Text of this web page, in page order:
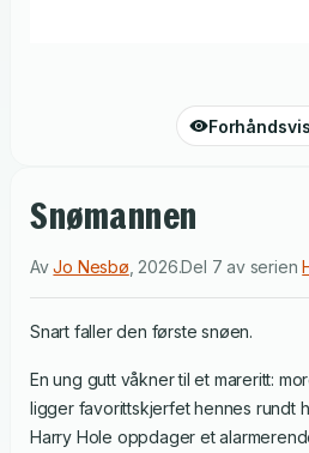
Snømannen
AvJo Nesbø 2026.Del 7 av serien
Snart faller den første snøen.
En ung gutt våkner til et mareritt:
ligger favorittskjerfet hennes rundt
Harry Hole oppdager et